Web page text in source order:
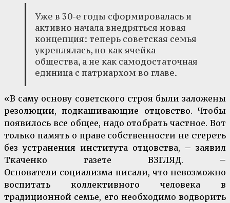
Уже в 30-е годы сформировалась и
активно начала внедряться новая
концепция: теперь советская семья
укреплялась, но как ячейка
общества, а не как самодостаточная
единица с патриархом во главе.
«В саму основу советского строя были заложены
резолюции, подкашивающие отцовство. Чтобы
появилось все общее, надо отобрать частное. Вот
только память о праве собственности не стереть
без устранения института отцовства, – заявил
Ткаченко газете ВЗГЛЯД. –
Основатели социализма писали, что невозможно
воспитать коллективного человека в
традиционной семье, его необходимо водворить